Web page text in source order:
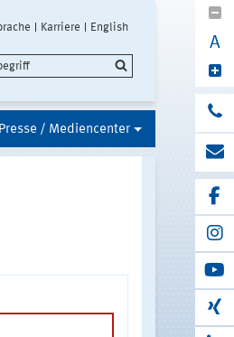
Karriere English
A
Presse / Mediencenter